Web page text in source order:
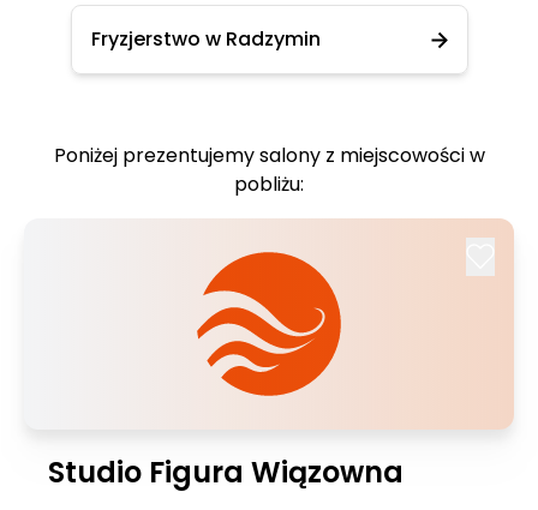
Fryzjerstwo w Radzymin
Poniżej prezentujemy salony z miejscowości w
pobliżu:
Studio Figura Wiązowna